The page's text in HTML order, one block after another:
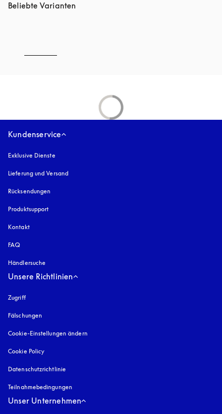
Beliebte Varianten
Kundenservice
Exklusive Dienste
Lieferung und Versand
Rücksendungen
Produktsupport
Kontakt
FAQ
Händlersuche
Unsere Richtlinien
Zugrifföffnet sich in einem neuen Tab
Fälschungen
Cookie-Einstellungen ändern
Cookie Policy
Datenschutzrichtlinie
Teilnahmebedingungen
Unser Unternehmen